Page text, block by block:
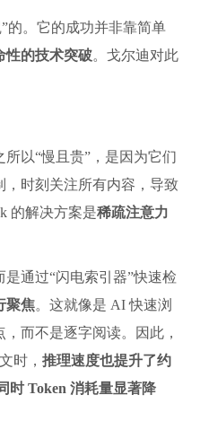
的。它的成功并非靠简单
性的技术突破。戈尔迪对此
以“慢且贵”，是因为它们
，时刻关注所有内容，导致
的解决方案是稀疏注意力
是通过“闪电索引器”快速检
聚焦。这就像是 AI 快速浏
而不是逐字阅读。因此，
时， 推理速度也提升了约
时 Token 消耗量显著降